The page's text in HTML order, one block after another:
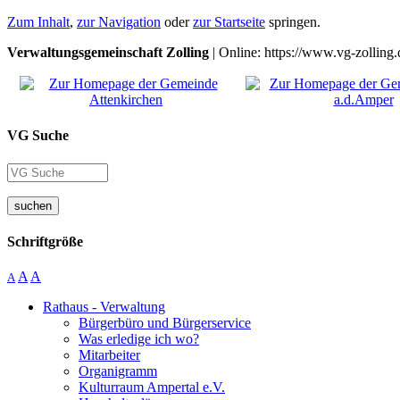
Zum Inhalt, zur Navigation oderzur Startseite springen.
Verwaltungsgemeinschaft Zolling | Online: https://www.vg-
VG Suche
suchen
Schriftgröße
A A A
Rathaus - Verwaltung
Bürgerbüro und Bürgerservice
Was erledige ich wo?
Mitarbeiter
Organigramm
Kulturraum Ampertal e.V.